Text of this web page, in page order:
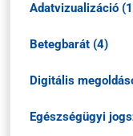
Adatvizualizáció
Betegbarát (4)
Digitális
Egészségügyi